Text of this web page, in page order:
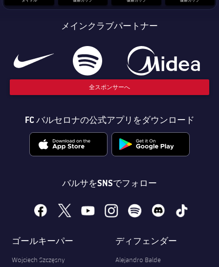
順位表
結果
スケジュール
結果
LABEL.ARIA.PLUS
スケジュール
順位表
LABEL.ARIA.PLUS
plusicon
label.aria.plus
スケジュール
チケット
PLUSICON
LABEL.ARIA.PLUS
トップチーム
plusicon
label.aria.plus
結果
順位表
メインクラブパートナー
全スポンサーへ
FC バルセロナの公式アプリをダウンロード
バルサをSNSでフォロー
facebook
x youtubeinstagramspotify discord tiktok
ゴールキーパー
Wojciech Szczęsny
ディフェンダー
Alejandro Balde